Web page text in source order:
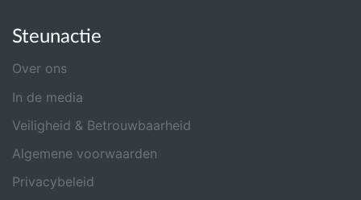
Steunactie
Over ons
In de media
Veiligheid & Betrouwbaarheid
Algemene voorwaarden
Privacybeleid